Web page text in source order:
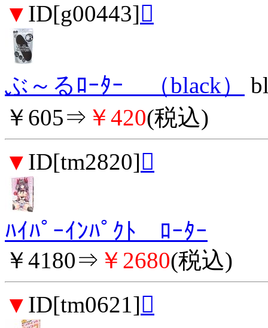
▼ ID[g00443]
ぶ～るﾛｰﾀｰ （black）
￥605⇒ ￥420(税込)
▼ ID[tm2820]
ﾊｲﾊﾟｰｲﾝﾊﾟｸﾄ ﾛｰﾀｰ
￥4180⇒ ￥2680(税込)
▼ ID[tm0621]